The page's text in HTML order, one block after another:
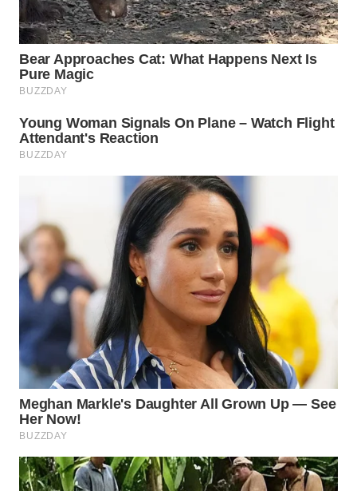
WN
TANGERANG
WN
WN
INDRAMAYU
WN
KUNINGAN
MAJALENGKA
WN
SUBANG
SUKABUMI